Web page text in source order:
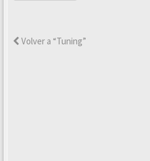
Volver a “Tuning”